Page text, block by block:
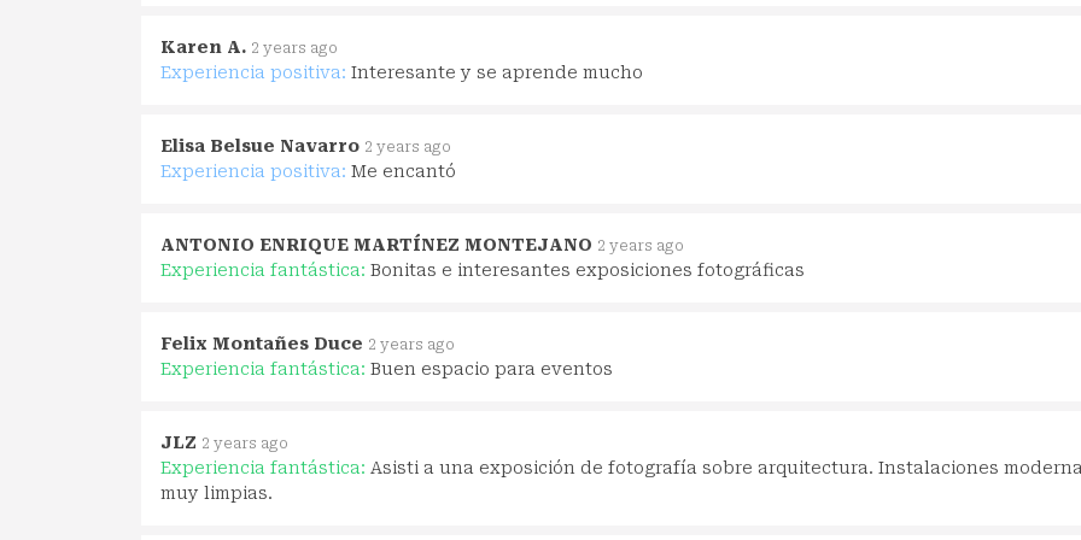
Karen A. 2 years ago
Experiencia positiva: Interesante y se aprende mucho
Elisa Belsue Navarro 2 years ago
Experiencia positiva: Me encantó
ANTONIO ENRIQUE MARTÍNEZ MONTEJANO 2 years ago
Experiencia fantástica: Bonitas e interesantes exposiciones fotográficas
Felix Montañes Duce 2 years ago
Experiencia fantástica: Buen espacio para eventos
JLZ 2 years ago
Experiencia fantástica: Asisti a una exposición de fotografía sobre arquitectura. Instalaciones
muy limpias.